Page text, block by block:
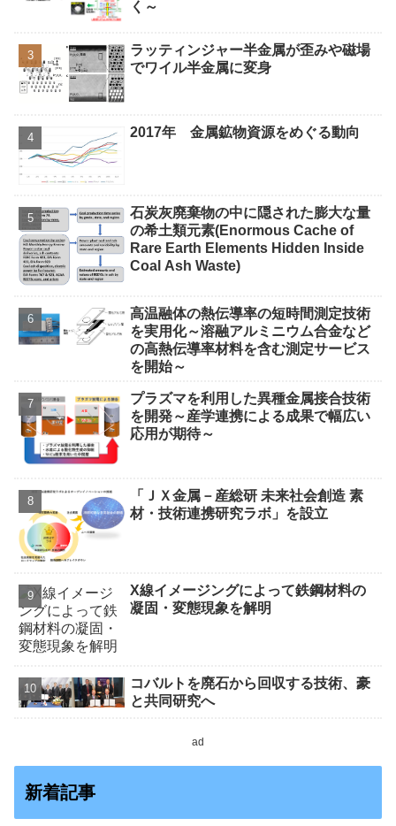
く～
ラッティンジャー半金属が歪みや磁場
でワイル半金属に変身
2017年 金属鉱物資源をめぐる動向
石炭灰廃棄物の中に隠された膨大な量
の希土類元素(Enormous Cache of
Rare Earth Elements Hidden Inside
Coal Ash Waste)
高温融体の熱伝導率の短時間測定技術
を実用化～溶融アルミニウム合金など
の高熱伝導率材料を含む測定サービス
を開始～
プラズマを利用した異種金属接合技術
を開発～産学連携による成果で幅広い
応用が期待～
「ＪＸ金属－産総研 未来社会創造 素
材・技術連携研究ラボ」を設立
X線イメージングによって鉄鋼材料の
凝固・変態現象を解明
コバルトを廃石から回収する技術、豪
と共同研究へ
ad
新着記事